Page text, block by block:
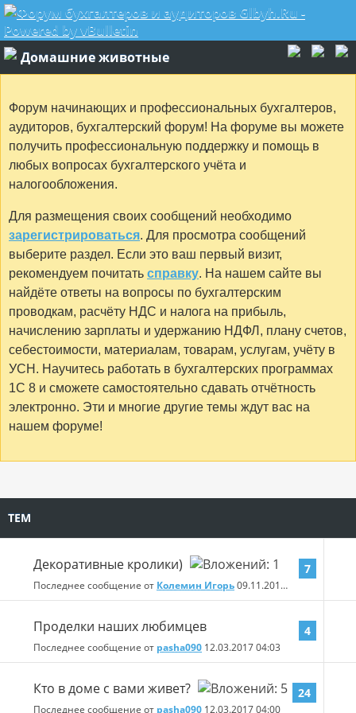
Домашние животные
Форум начинающих и профессиональных бухгалтеров,
аудиторов, бухгалтерский форум! На форуме вы можете
получить профессиональную поддержку и помощь в
любых вопросах бухгалтерского учёта и
налогообложения.
Для размещения своих сообщений необходимо
зарегистрироваться. Для просмотра сообщений
выберите раздел. Если это ваш первый визит,
рекомендуем почитать справку. На нашем сайте вы
найдёте ответы на вопросы по бухгалтерским
проводкам, расчёту НДС и налога на прибыль,
начислению зарплаты и удержанию НДФЛ, плану счетов,
себестоимости, материалам, товарам, услугам, учёту в
УСН. Научитесь работать в бухгалтерских программах
1С 8 и сможете самостоятельно сдавать отчётность
электронно. Эти и многие другие темы ждут вас на
нашем форуме!
ТЕМ
Декоративные кролики)
Последнее сообщение от Колемин Игорь09.11.2018
7
Проделки наших любимцев
Последнее сообщение от pasha090 12.03.201704:03
4
Кто в доме с вами живет?
Последнее сообщение от pasha090 12.03.201704:00
24